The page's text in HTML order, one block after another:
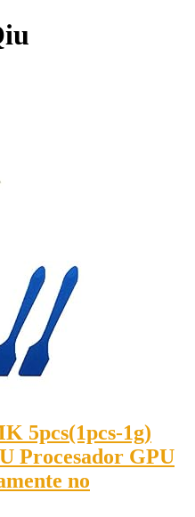
5pcs(1pcs-1g)
Procesador GPU
no